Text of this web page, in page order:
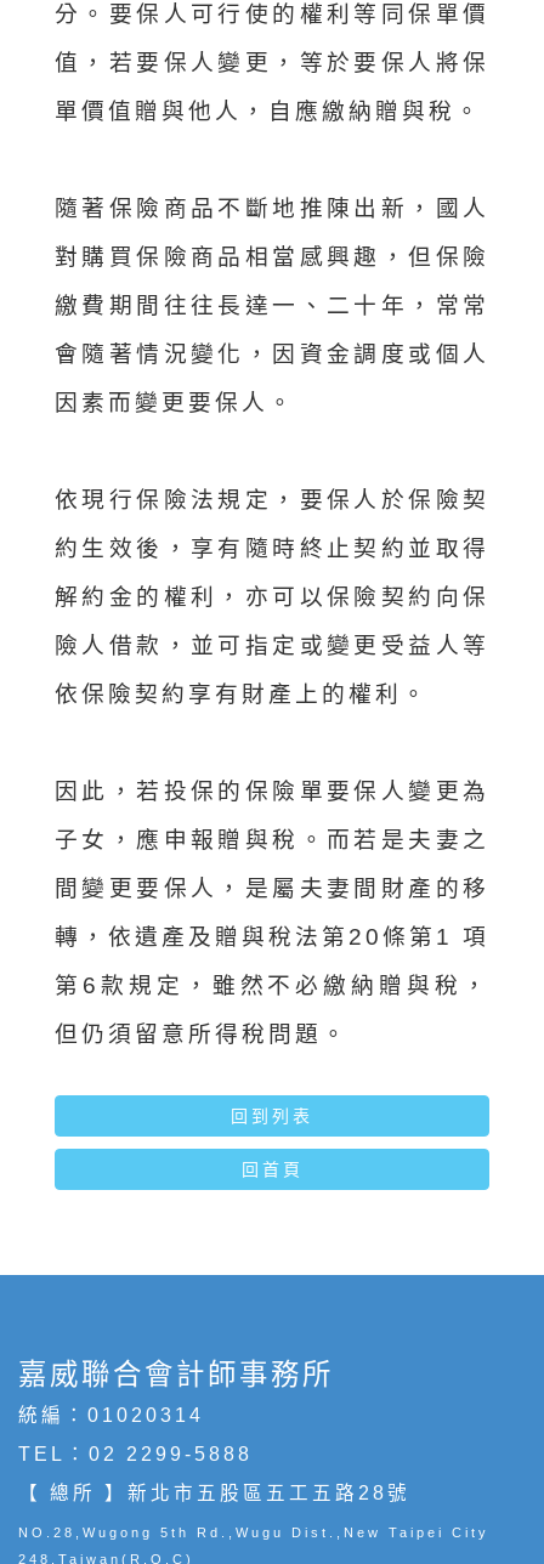
分。要保人可行使的權利等同保單價
值，若要保人變更，等於要保人將保
單價值贈與他人，自應繳納贈與稅。
隨著保險商品不斷地推陳出新，國人
對購買保險商品相當感興趣，但保險
繳費期間往往長達一、二十年，常常
會隨著情況變化，因資金調度或個人
因素而變更要保人。
依現行保險法規定，要保人於保險契
約生效後，享有隨時終止契約並取得
解約金的權利，亦可以保險契約向保
險人借款，並可指定或變更受益人等
依保險契約享有財產上的權利。
因此，若投保的保險單要保人變更為
子女，應申報贈與稅。而若是夫妻之
間變更要保人，是屬夫妻間財產的移
轉，依遺產及贈與稅法第20條第1 項
第6款規定，雖然不必繳納贈與稅，
但仍須留意所得稅問題。
回到列表
回首頁
嘉威聯合會計師事務所
統編：01020314
TEL： 02 2299-5888
【 總所 】新北市五股區五工五路28號
NO.28,Wugong 5th Rd.,Wugu Dist.,New Taipei City
248,Taiwan(R.O.C)